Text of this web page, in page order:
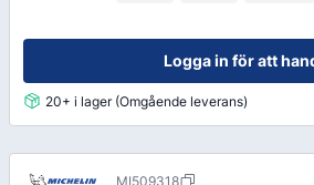
Logga in för att
20+ i lager (Omgående leverans)
MI509318